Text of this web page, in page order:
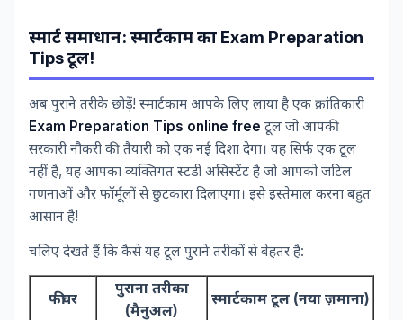
स्मार्ट समाधान: स्मार्टकाम का Exam Preparation
Tips टूल!
अब पुराने तरीके छोड़ें! स्मार्टकाम आपके लिए लाया है एक क्रांतिकारी
Exam Preparation Tips online free टूल जो आपकी
सरकारी नौकरी की तैयारी को एक नई दिशा देगा। यह सिर्फ एक टूल
नहीं है, यह आपका व्यक्तिगत स्टडी असिस्टेंट है जो आपको जटिल
गणनाओं और फॉर्मूलों से छुटकारा दिलाएगा। इसे इस्तेमाल करना बहुत
आसान है!
चलिए देखते हैं कि कैसे यह टूल पुराने तरीकों से बेहतर है:
फीचर
पुराना तरीका
(मैनुअल)
स्मार्टकाम टूल (नया ज़माना)